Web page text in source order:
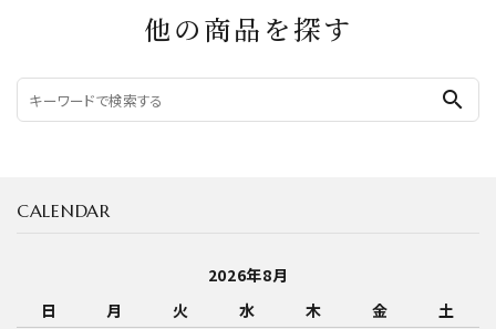
他の商品を探す
search
CALENDAR
2026年8月
日
月 火 水 木 金
土